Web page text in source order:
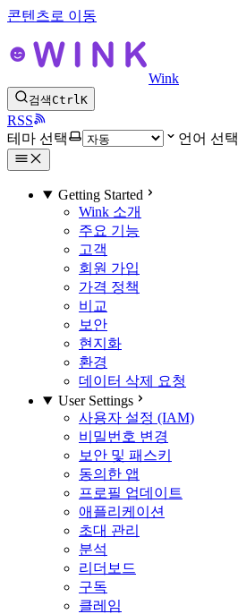
콘텐츠로 이동
Wink
검색CtrlK
RSS
테마 선택
언어 선택
Getting Started
Wink 소개
주요 기능
고객
회원 가입
가격 정책
비교
보안
현지화
환경
데이터 삭제 요청
User Settings
사용자 설정 (IAM)
비밀번호 변경
보안 및 패스키
동의한 앱
프로필 업데이트
애플리케이션
초대 관리
분석
리더보드
구독
클레임